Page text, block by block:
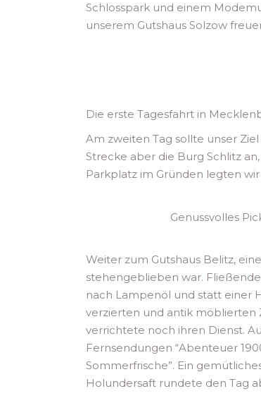
Schlosspark und einem
unserem Gutshaus Solzow
Die erste Tagesfahrt in
Am zweiten Tag sollte unser
Strecke aber die Burg Schlitz
Parkplatz im Gründen legten
Genussvolles
Weiter zum Gutshaus Belitz,
stehengeblieben war.
nach Lampenöl und statt einer
verzierten und antik möblierten
verrichtete noch ihren Dienst.
Fernsendungen “Abenteuer
Sommerfrische”. Ein
Holundersaft rundete den Tag